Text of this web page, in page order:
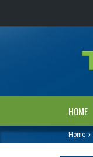
HOME
Home